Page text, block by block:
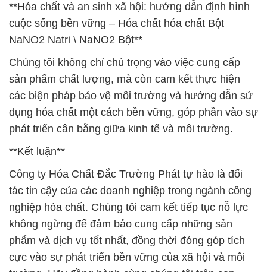
**Hóa chất và an sinh xã hội: hướng dẫn định hình
cuộc sống bền vững – Hóa chất hóa chất Bột
NaNO2 Natri \ NaNO2 Bột**
Chúng tôi không chỉ chú trọng vào việc cung cấp
sản phẩm chất lượng, mà còn cam kết thực hiện
các biện pháp bảo vệ môi trường và hướng dẫn sử
dụng hóa chất một cách bền vững, góp phần vào sự
phát triển cân bằng giữa kinh tế và môi trường.
**Kết luận**
Công ty Hóa Chất Đắc Trường Phát tự hào là đối
tác tin cậy của các doanh nghiệp trong ngành công
nghiệp hóa chất. Chúng tôi cam kết tiếp tục nỗ lực
không ngừng để đảm bảo cung cấp những sản
phẩm và dịch vụ tốt nhất, đồng thời đóng góp tích
cực vào sự phát triển bền vững của xã hội và môi